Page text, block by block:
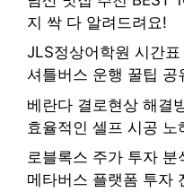
지 싹 다 알려드려요!
JLS정상어학원 시간
셔틀버스 운행 꿀팁 공
베란다 결로현상 해결
효율적인 셀프 시공 노
로블록스 주가 투자
메타버스 플랫폼 투자